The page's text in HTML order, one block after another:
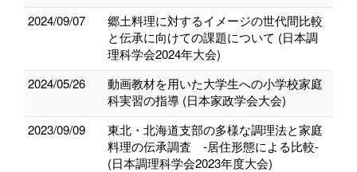
2024/09/07
郷土料理に対するイメージの世代間比較
と伝承に向けての課題について (日本調
理科学会2024年大会)
2024/05/26
動画教材を用いた大学生への小学校家庭
科実習の指導 (日本家政学会大会)
2023/09/09
東北・北海道支部の多様な調理法と家庭
料理の伝承調査 -居住形態による比較-
(日本調理科学会2023年度大会)